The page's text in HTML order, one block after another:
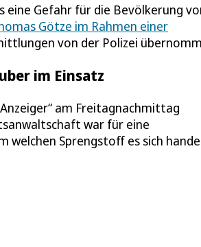
eine Gefahr für die Bevölkerung
Götze im Rahmen einer
von der Polizei
im Einsatz
am Freitagnachmittag
war für eine
welchen Sprengstoff es sich